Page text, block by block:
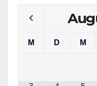
M D M